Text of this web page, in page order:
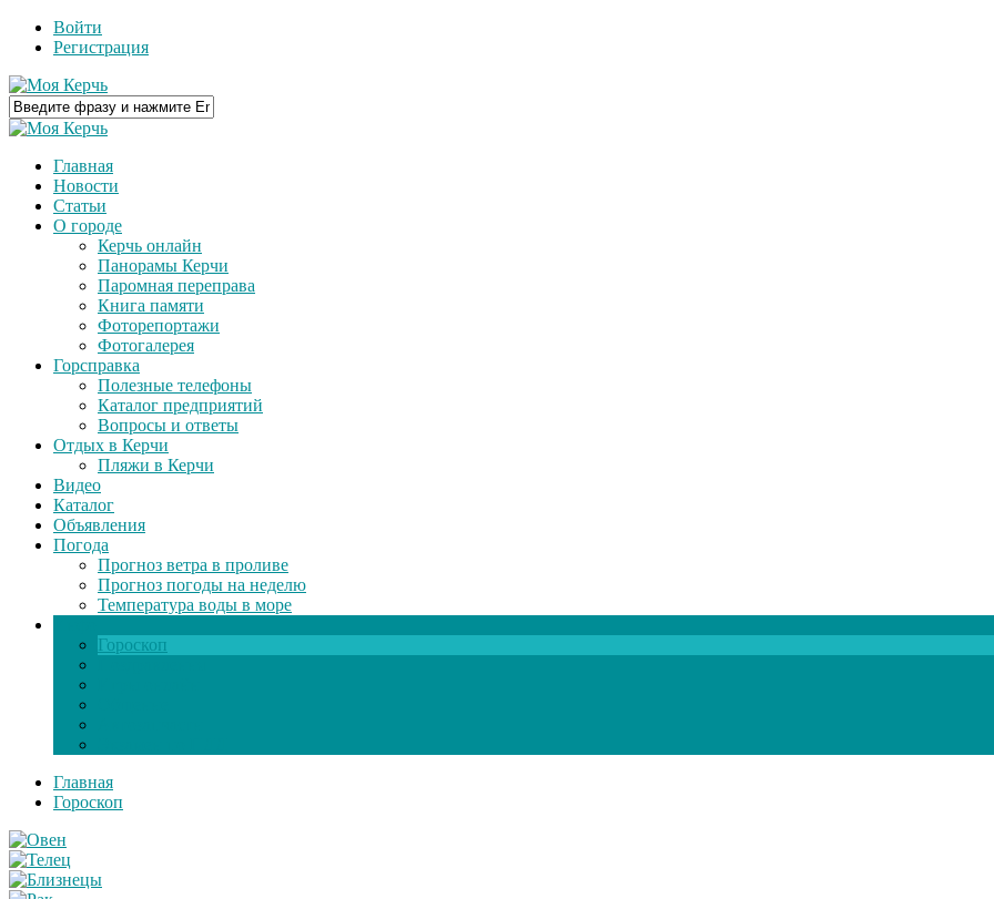
Войти
Регистрация
Главная
Новости
Статьи
О городе
Керчь онлайн
Панорамы Керчи
Паромная переправа
Книга памяти
Фоторепортажи
Фотогалерея
Горсправка
Полезные телефоны
Каталог предприятий
Вопросы и ответы
Отдых в Керчи
Пляжи в Керчи
Видео
Каталог
Объявления
Погода
Прогноз ветра в проливе
Прогноз погоды на неделю
Температура воды в море
Гороскоп
Главная
Гороскоп